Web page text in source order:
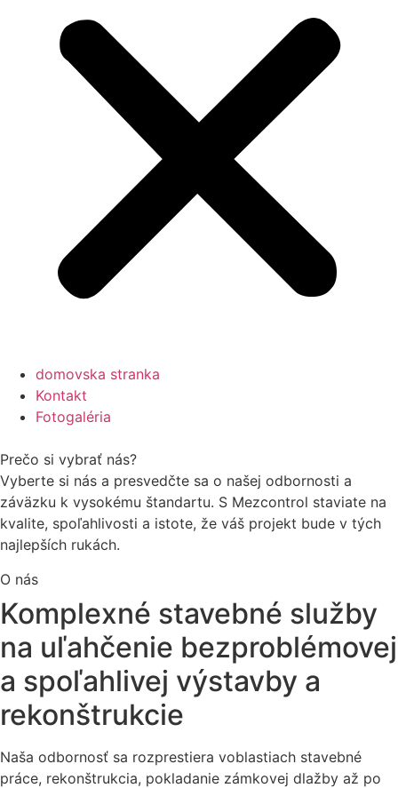
domovska stranka
Kontakt
Fotogaléria
Prečo si vybrať nás?
Vyberte si nás a presvedčte sa o našej odbornosti a
záväzku k vysokému štandartu. S Mezcontrol staviate na
kvalite, spoľahlivosti a istote, že váš projekt bude v tých
najlepších rukách.
O nás
Komplexné stavebné služby
na uľahčenie bezproblémovej
a spoľahlivej výstavby a
rekonštrukcie
Naša odbornosť sa rozprestiera voblastiach stavebné
práce, rekonštrukcia, pokladanie zámkovej dlažby až po